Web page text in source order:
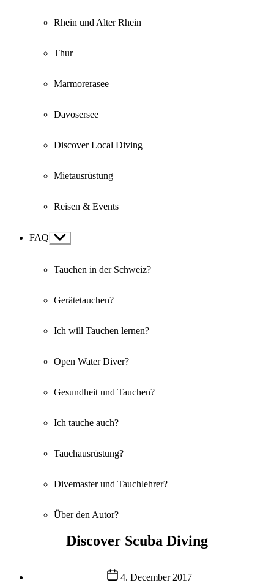
Rhein und Alter Rhein
Thur
Marmorerasee
Davosersee
Discover Local Diving
Mietausrüstung
Reisen & Events
FAQ Show
sub
Tauchen in der Schweiz?
Gerätetauchen?
Ich will Tauchen lernen?
Open Water Diver?
Gesundheit und Tauchen?
Ich tauche auch?
Tauchausrüstung?
Divemaster und Tauchlehrer?
Über den Autor?
Discover Scuba Diving
Post4. December 2017